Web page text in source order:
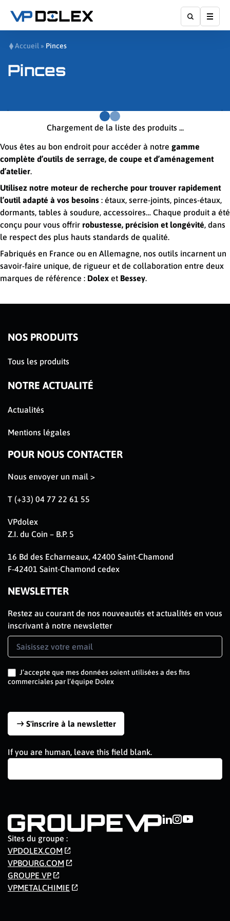
Accueil » Pinces
Pinces
Chargement de la liste des produits ...
Vous êtes au bon endroit pour accéder à notre gamme
complète d’outils de serrage, de coupe et d’aménagement
d’atelier.
Utilisez notre moteur de recherche pour trouver rapidement
l’outil adapté à vos besoins : étaux, serre-joints, pinces-étaux,
dormants, tables à soudure, accessoires… Chaque produit a été
conçu pour vous offrir robustesse, précision et longévité, dans
le respect des plus hauts standards de qualité.
Fabriqués en France ou en Allemagne, nos outils incarnent un
savoir-faire unique, de rigueur et de collaboration entre deux
marques de référence : Dolex et Bessey.
NOS PRODUITS
Tous les produits
NOTRE ACTUALITÉ
Actualités
Mentions légales
POUR NOUS CONTACTER
Nous envoyer un mail >
T (+33) 04 77 22 61 55
VPdolex
Z.I. du Coin – B.P. 5
16 Bd des Echarneaux, 42400 Saint-Chamond
F-42401 Saint-Chamond cedex
NEWSLETTER
Restez au courant de nos nouveautés et actualités en vous
inscrivant à notre newsletter
Newsletter
Signup
J’accepte que mes données soient utilisées a des fins
commerciales par l’équipe Dolex
S'inscrire à la newsletter
If you are human, leave this field blank.
Sites du groupe :
VPDOLEX.COM
VPBOURG.COM
GROUPE VP
VPMETALCHIMIE